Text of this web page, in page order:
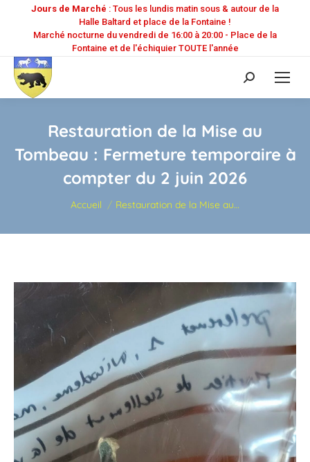
Jours de Marché : Tous les lundis matin sous & autour de la
Halle Baltard et place de la Fontaine !
Marché nocturne du vendredi de 16:00 à 20:00 - Place de la
Fontaine et de l'échiquier TOUTE l'année
Recherche
:
Restauration de la Mise au
Tombeau : Fermeture temporaire à
compter du 2 juin 2026
Vous êtes ici :
Accueil Restauration de la Mise au…